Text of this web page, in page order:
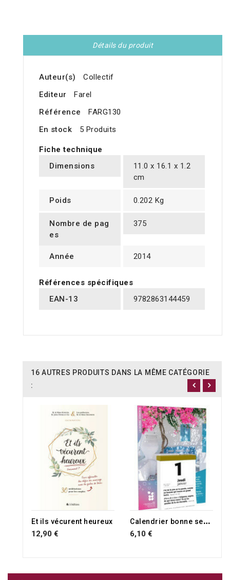
Détails du produit
Auteur(s)
Collectif
Editeur
Farel
Référence
FARG130
En stock
5 Produits
Fiche technique
Dimensions
11.0 x 16.1 x 1.2
cm
Poids 0.202 Kg
Nombre de pag
es
375
Année 2014
Références spécifiques
EAN-13
9782863144459
16 AUTRES PRODUITS DANS LA MÊME CATÉGORIE
:
Et ils vécurent heureux
12,90 €
C
alendrier bonne semence mural
6,10 €